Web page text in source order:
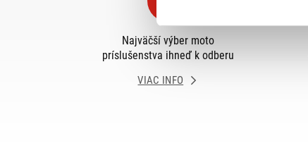
Najväčší výber moto
príslušenstva ihneď k odberu
VIAC INFO